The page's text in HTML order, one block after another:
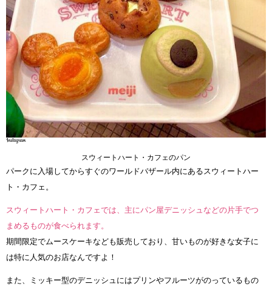
スウィートハート・カフェのパン
パークに入場してからすぐのワールドバザール内にあるスウィートハー
ト・カフェ。
スウィートハート・カフェでは、主にパン屋デニッシュなどの片手でつ
まめるものが食べられます。
期間限定でムースケーキなども販売しており、甘いものが好きな女子に
は特に人気のお店なんですよ！
また、ミッキー型のデニッシュにはプリンやフルーツがのっているもの